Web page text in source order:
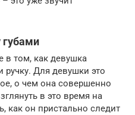
в том, как девушка
ручку. Для девушки это
о чем она совершенно
в это время на
как он пристально следит